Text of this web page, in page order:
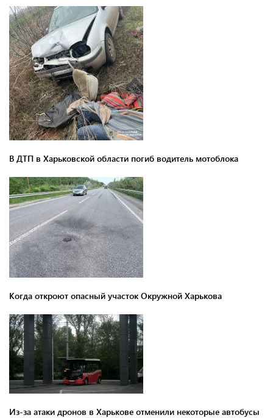
В ДТП в Харьковской области погиб водитель мотоблока
Когда откроют опасный участок Окружной Харькова
Из-за атаки дронов в Харькове отменили некоторые автобусы